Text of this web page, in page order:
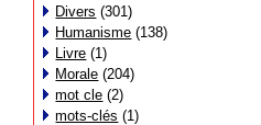
Divers (301)
Humanisme (138)
Livre (1)
Morale (204)
mot cle (2)
mots-clés (1)